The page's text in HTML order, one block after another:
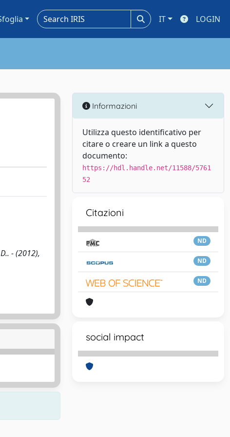
IT LOGIN
- (2012),
Informazioni
Utilizza questo identificativo per
citare o creare un link a questo
documento:
https://hdl.handle.net/11588/5761
52
Citazioni
ND
ND
ND
social impact